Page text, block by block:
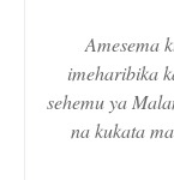
Amesema
imeharibika
sehemu ya
na kukata